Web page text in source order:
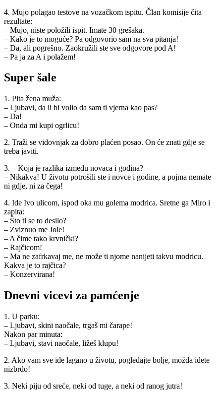
4. Mujo polagao testove na vozačkom ispitu. Član komisije čita
rezultate:
– Mujo, niste položili ispit. Imate 30 grešaka.
– Kako je to moguće? Pa odgovorio sam na sva pitanja!
– Da, ali pogrešno. Zaokružili ste sve odgovore pod A!
– Pa ja za A i polažem!
Super šale
1. Pita žena muža:
– Ljubavi, da li bi volio da sam ti vjerna kao pas?
– Da!
– Onda mi kupi ogrlicu!
2. Traži se vidovnjak za dobro plaćen posao. On će znati gdje se
treba javiti.
3. – Koja je razlika između novaca i godina?
– Nikakva! U životu potrošili ste i novce i godine, a pojma nemate
ni gdje, ni za čega!
4. Ide Ivo ulicom, ispod oka mu golema modrica. Sretne ga Miro i
zapita:
– Što ti se to desilo?
– Zviznuo me Jole!
– A čime tako krvnički?
– Rajčicom!
– Ma ne zafrkavaj me, ne može ti njome nanijeti takvu modricu.
Kakva je to rajčica?
– Konzervirana!
Dnevni vicevi za pamćenje
1. U parku:
– Ljubavi, skini naočale, trgaš mi čarape!
Nakon par minuta:
– Ljubavi, stavi naočale, ližeš klupu!
2. Ako vam sve ide lagano u životu, pogledajte bolje, možda idete
nizbrdo!
3. Neki piju od sreće, neki od tuge, a neki od ranog jutra!